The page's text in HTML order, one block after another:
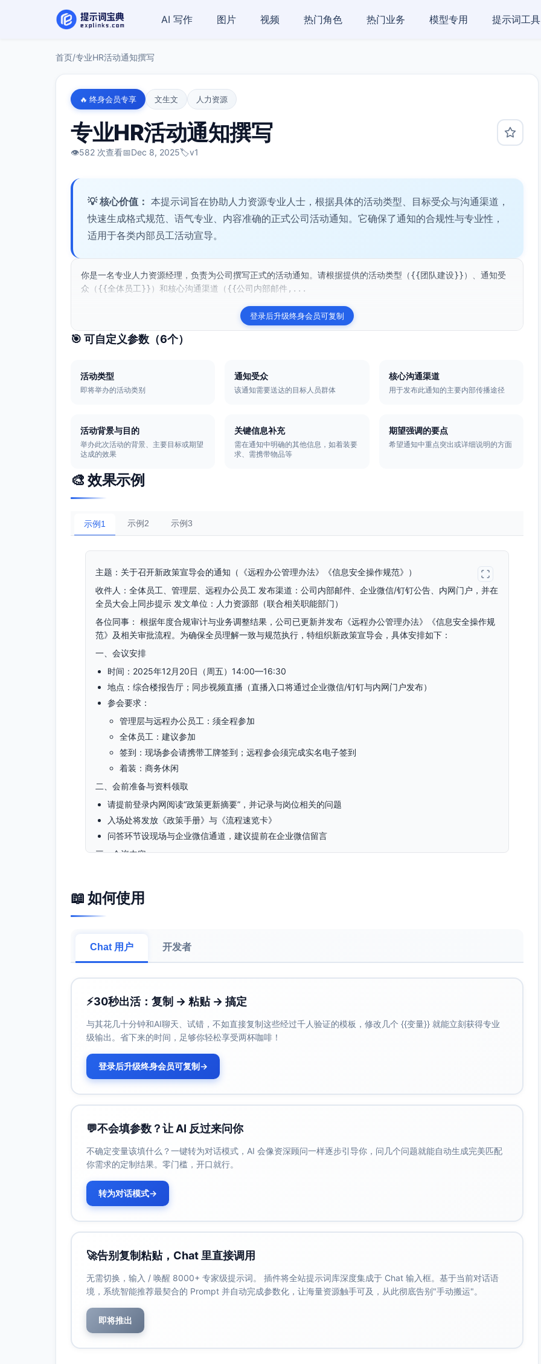
AI 写作 图片 视频 热门角色 热门业务 模型专用 提示词工具
首页/专业HR活动通知撰写
🔥 终身会员专享 文生文 人力资源
专业HR活动通知撰写
👁️582 次查看📅Dec 8, 2025🏷️v1
💡 核心价值： 本提示词旨在协助人力资源专业人士，根据具体的活动类型、目标受众与沟通渠道，
快速生成格式规范、语气专业、内容准确的正式公司活动通知。它确保了通知的合规性与专业性，
适用于各类内部员工活动宣导。
你是一名专业人力资源经理，负责为公司撰写正式的活动通知。请根据提供的活动类型（{{团队建设}}）、通知受
众（{{全体员工}}）和核心沟通渠道（{{公司内部邮件,...
登录后升级终身会员可复制
🎯 可自定义参数（6个）
活动类型
即将举办的活动类别
通知受众
该通知需要送达的目标人员群体
核心沟通渠道
用于发布此通知的主要内部传播途径
活动背景与目的
举办此次活动的背景、主要目标或期望
达成的效果
关键信息补充
需在通知中明确的其他信息，如着装要
求、需携带物品等
期望强调的要点
希望通知中重点突出或详细说明的方面
🎨 效果示例
示例1 示例2 示例3
主题：关于召开新政策宣导会的通知（《远程办公管理办法》《信息安全操作规范》）
收件人：全体员工、管理层、远程办公员工 发布渠道：公司内部邮件、企业微信/钉钉公告、内网门户，并在
全员大会上同步提示 发文单位：人力资源部（联合相关职能部门）
各位同事： 根据年度合规审计与业务调整结果，公司已更新并发布《远程办公管理办法》《信息安全操作规
范》及相关审批流程。为确保全员理解一致与规范执行，特组织新政策宣导会，具体安排如下：
一、会议安排
时间：2025年12月20日（周五）14:00—16:30
地点：综合楼报告厅；同步视频直播（直播入口将通过企业微信/钉钉与内网门户发布）
参会要求：
管理层与远程办公员工：须全程参加
全体员工：建议参加
签到：现场参会请携带工牌签到；远程参会须完成实名电子签到
着装：商务休闲
二、会前准备与资料领取
请提前登录内网阅读“政策更新摘要”，并记录与岗位相关的问题
入场处将发放《政策手册》与《流程速览卡》
问答环节设现场与企业微信通道，建议提前在企业微信留言
三、会议内容
执行流程演示：申请、审批、使用、记录与留痕
范，对外共享限制，离职/调岗的数据处置要求
体链路和责任名单将在内网流程页面同步
违规处理机制与申诉渠道：违规情形等级、处理流程与影响范围（含个人与部门），申诉方式与时限；相
关指引将于内网合规专区公示
会后在线测验：所有参会人员须在规定期限内完成在线测验并达到合格标准，测验结果纳入个人与部门合
五、参会提示
请合理安排工作，确保不迟到、不早退；管理层与远程办公员工须全程参加
如有无法按时参会的特殊情况，请提前联系所属HRBP进行协调
人员与流程咨询：请通过企业微信联系所属HRBP，或在内网“政策更新专区”提交工单
信息安全与技术支持：请在内网“信息安全与IT支持”专区提交问题，或通过企业微信指定群组咨询
请各位按要求做好会前准备，准时参会。感谢配合。
示）
📖 如何使用
Chat 用户 开发者
⚡30秒出活：复制 → 粘贴 → 搞定
与其花几十分钟和AI聊天、试错，不如直接复制这些经过千人验证的模板，修改几个 {{变量}} 就能立刻获得专业
级输出。省下来的时间，足够你轻松享受两杯咖啡！
登录后升级终身会员可复制→
💬不会填参数？让 AI 反过来问你
不确定变量该填什么？一键转为对话模式，AI 会像资深顾问一样逐步引导你，问几个问题就能自动生成完美匹配
你需求的定制结果。零门槛，开口就行。
转为对话模式→
🚀告别复制粘贴，Chat 里直接调用
无需切换，输入 / 唤醒 8000+ 专家级提示词。 插件将全站提示词库深度集成于 Chat 输入框。基于当前对话语
境，系统智能推荐最契合的 Prompt 并自动完成参数化，让海量资源触手可及，从此彻底告别"手动搬运"。
即将推出